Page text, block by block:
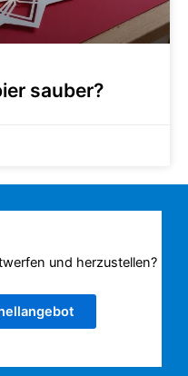
sauber?
und herzustellen?